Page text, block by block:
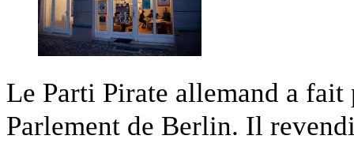
Le Parti Pirate allemand a
Parlement de Berlin. Il